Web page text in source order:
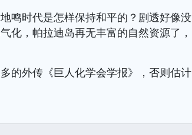
鸣时代是怎样保持和平的？剧透好像没
化，帕拉迪岛再无丰富的自然资源了，
的外传《巨人化学会学报》，否则估计